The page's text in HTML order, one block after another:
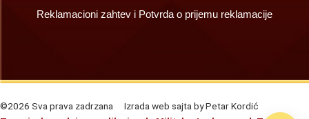
Reklamacioni zahtev i Potvrda o prijemu reklamacije
©2026 Sva prava zadrzana
Izrada web sajta by Petar Kordić